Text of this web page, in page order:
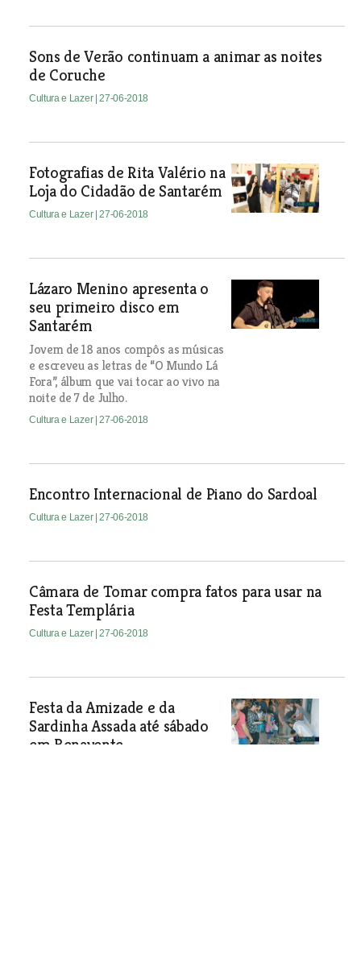
Sons de Verão continuam a animar as noites
de Coruche
Cultura e Lazer | 27-06-2018
Fotografias de Rita Valério na
Loja do Cidadão de Santarém
Cultura e Lazer | 27-06-2018
Lázaro Menino apresenta o
seu primeiro disco em
Santarém
Jovem de 18 anos compôs as músicas
e escreveu as letras de “O Mundo Lá
Fora”, álbum que vai tocar ao vivo na
noite de 7 de Julho.
Cultura e Lazer | 27-06-2018
Encontro Internacional de Piano do Sardoal
Cultura e Lazer | 27-06-2018
Câmara de Tomar compra fatos para usar na
Festa Templária
Cultura e Lazer | 27-06-2018
Festa da Amizade e da
Sardinha Assada até sábado
em Benavente